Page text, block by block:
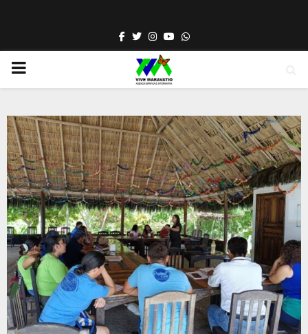
Facebook
TwitterInstagram
YoutubeWhatsapp
PRIMARY